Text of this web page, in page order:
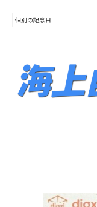
個別の記念日